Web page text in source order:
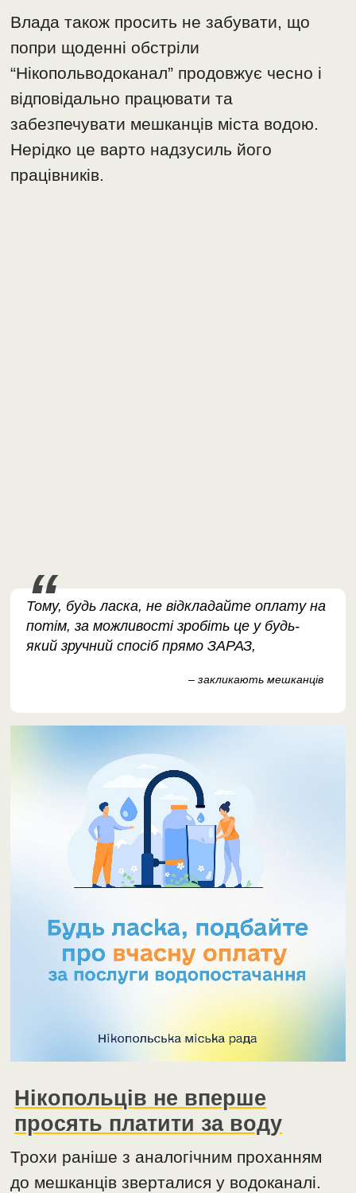
Влада також просить не забувати, що
попри щоденні обстріли
“Нікопольводоканал” продовжує чесно і
відповідально працювати та
забезпечувати мешканців міста водою.
Нерідко це варто надзусиль його
працівників.
Тому, будь ласка, не відкладайте оплату на
потім, за можливості зробіть це у будь-
який зручний спосіб прямо ЗАРАЗ,
– закликають мешканців
Нікопольців не вперше
просять платити за воду
Трохи раніше з аналогічним проханням
до мешканців зверталися у водоканалі.